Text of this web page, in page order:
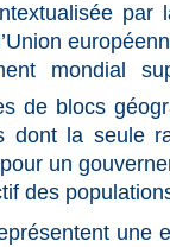
par
mondial
de blocs
la seule
un
des
une